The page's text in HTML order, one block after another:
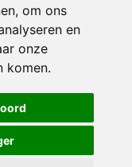
om ons
en
onze
komen.